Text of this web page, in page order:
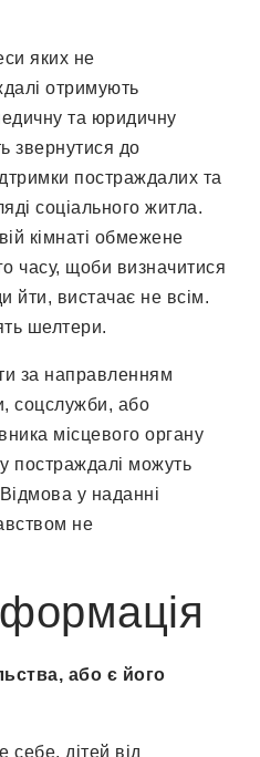
яких не
отримують
та юридичну
звернутися до
постраждалих та
соціального житла.
кімнаті обмежене
часу, щоби визначитися
йти, вистачає не всім.
шелтери.
за направленням
соцслужби, або
місцевого органу
постраждалі можуть
у наданні
не
або є його
себе, дітей від